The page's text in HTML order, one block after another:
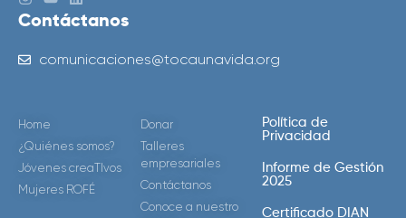
Contáctanos
comunicaciones@tocaunavida.org
Home
¿Quiénes somos?
Jóvenes creaTIvos
Mujeres ROFÉ
Donar
Talleres
empresariales
Contáctanos
Conoce a nuestro
Política de
Privacidad
Informe de Gestión
2025
Certificado DIAN